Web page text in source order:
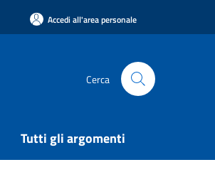
Accedi all'area personale
Cerca
Tutti gli argomenti